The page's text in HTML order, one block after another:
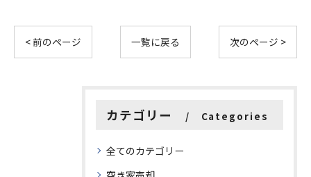
< 前のページ 一覧に戻る 次のページ >
カテゴリー Categories
全てのカテゴリー